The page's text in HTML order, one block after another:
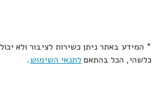
* המידע באתר ניתן כשירות לציבור ולא
כלשהי, הכל בהתאם לתנאי השימוש.